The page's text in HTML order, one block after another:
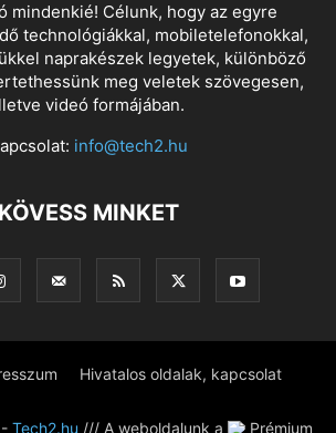
mindenkié! Célunk, hogy az egyre
technológiákkal, mobiletelefonokkal,
naprakészek legyetek, különböző
meg veletek szövegesen,
videó formájában.
info@tech2.hu
KÖVESS MINKET
Hivatalos oldalak, kapcsolat
Tech2.hu /// A weboldalunk a Prémium